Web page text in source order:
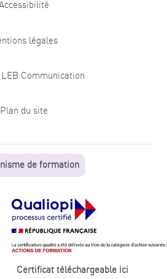
légales
LEB Communication
Plan du site
de formation
Certificat téléchargeable ici